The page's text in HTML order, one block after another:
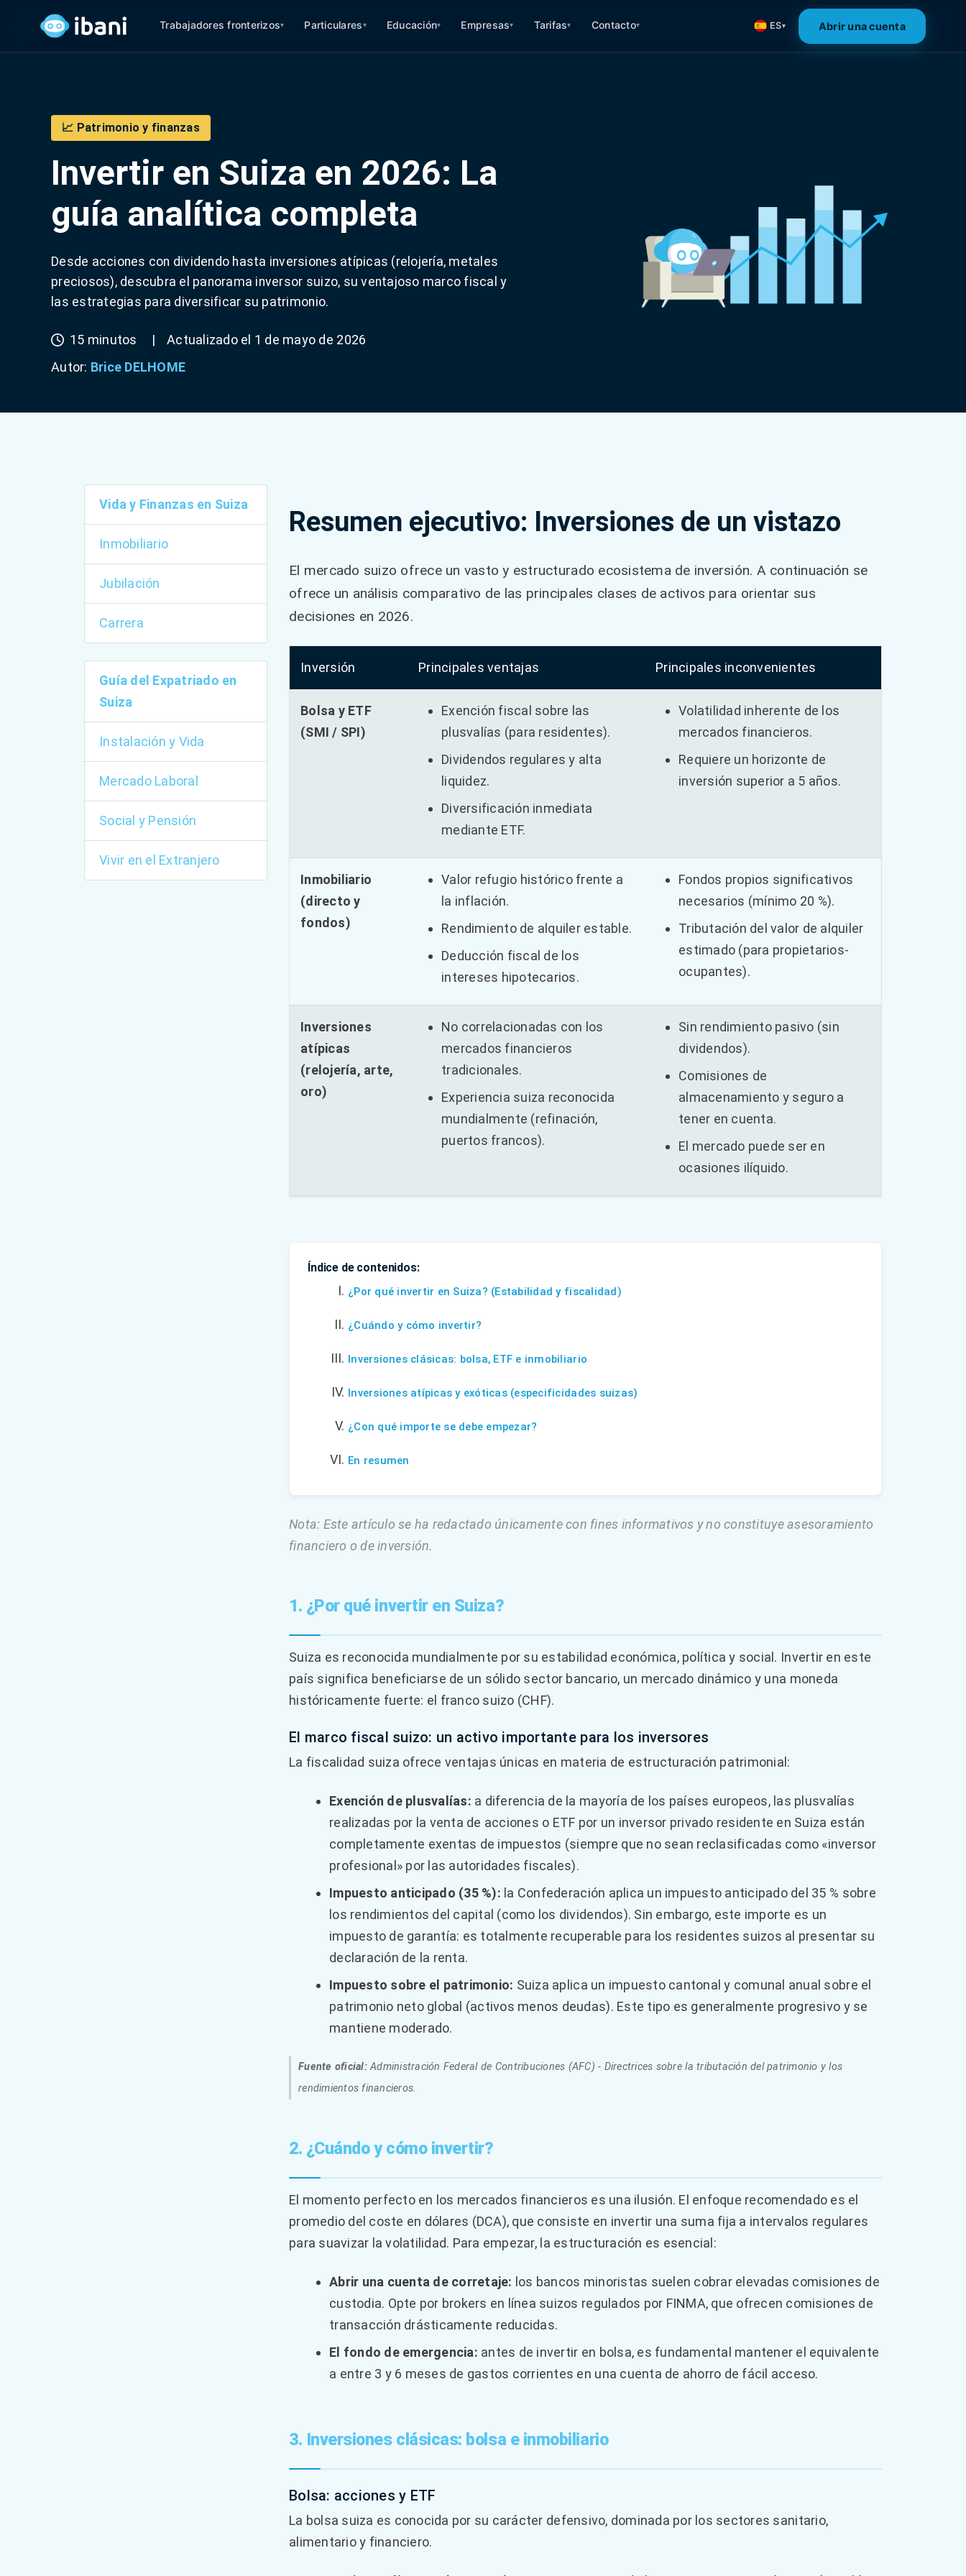
Trabajadores fronterizos▾ Particulares▾ Educación▾ Empresas▾ Tarifas▾ Contacto▾ ES▾ Abrir una cuenta
📈 Patrimonio y finanzas
Invertir en Suiza en 2026: La
guía analítica completa
Desde acciones con dividendo hasta inversiones atípicas (relojería, metales
preciosos), descubra el panorama inversor suizo, su ventajoso marco fiscal y
las estrategias para diversificar su patrimonio.
15 minutos |
Actualizado el 1 de mayo de 2026
Autor: Brice DELHOME
Vida y Finanzas en Suiza
Inmobiliario
Jubilación
Carrera
Guía del Expatriado en
Suiza
Instalación y Vida
Mercado Laboral
Social y Pensión
Vivir en el Extranjero
Resumen ejecutivo: Inversiones de un vistazo
El mercado suizo ofrece un vasto y estructurado ecosistema de inversión. A continuación se
ofrece un análisis comparativo de las principales clases de activos para orientar sus
decisiones en 2026.
Inversión Principales ventajas Principales inconvenientes
Bolsa y ETF
(SMI / SPI)
Exención fiscal sobre las
plusvalías (para residentes).
Dividendos regulares y alta
liquidez.
Diversificación inmediata
mediante ETF.
Volatilidad inherente de los
mercados financieros.
Requiere un horizonte de
inversión superior a 5 años.
Inmobiliario
(directo y
fondos)
Valor refugio histórico frente a
la inflación.
Rendimiento de alquiler estable.
Deducción fiscal de los
intereses hipotecarios.
Fondos propios significativos
necesarios (mínimo 20 %).
Tributación del valor de alquiler
estimado (para propietarios-
ocupantes).
Inversiones
atípicas
(relojería, arte,
oro)
No correlacionadas con los
mercados financieros
tradicionales.
Experiencia suiza reconocida
mundialmente (refinación,
puertos francos).
Sin rendimiento pasivo (sin
dividendos).
Comisiones de
almacenamiento y seguro a
tener en cuenta.
El mercado puede ser en
ocasiones ilíquido.
Índice de contenidos:
¿Por qué invertir en Suiza? (Estabilidad y fiscalidad)
¿Cuándo y cómo invertir?
Inversiones clásicas: bolsa, ETF e inmobiliario
Inversiones atípicas y exóticas (especificidades suizas)
¿Con qué importe se debe empezar?
En resumen
Nota: Este artículo se ha redactado únicamente con fines informativos y no constituye asesoramiento
financiero o de inversión.
1. ¿Por qué invertir en Suiza?
Suiza es reconocida mundialmente por su estabilidad económica, política y social. Invertir en este
país significa beneficiarse de un sólido sector bancario, un mercado dinámico y una moneda
históricamente fuerte: el franco suizo (CHF).
El marco fiscal suizo: un activo importante para los inversores
La fiscalidad suiza ofrece ventajas únicas en materia de estructuración patrimonial:
Exención de plusvalías: a diferencia de la mayoría de los países europeos, las plusvalías
realizadas por la venta de acciones o ETF por un inversor privado residente en Suiza están
completamente exentas de impuestos (siempre que no sean reclasificadas como «inversor
profesional» por las autoridades fiscales).
Impuesto anticipado (35 %): la Confederación aplica un impuesto anticipado del 35 % sobre
los rendimientos del capital (como los dividendos). Sin embargo, este importe es un
impuesto de garantía: es totalmente recuperable para los residentes suizos al presentar su
declaración de la renta.
Impuesto sobre el patrimonio: Suiza aplica un impuesto cantonal y comunal anual sobre el
patrimonio neto global (activos menos deudas). Este tipo es generalmente progresivo y se
mantiene moderado.
Fuente oficial:Administración Federal de Contribuciones (AFC) - Directrices sobre la tributación del patrimonio y los
rendimientos financieros.
2. ¿Cuándo y cómo invertir?
El momento perfecto en los mercados financieros es una ilusión. El enfoque recomendado es el
promedio del coste en dólares (DCA), que consiste en invertir una suma fija a intervalos regulares
para suavizar la volatilidad. Para empezar, la estructuración es esencial:
Abrir una cuenta de corretaje: los bancos minoristas suelen cobrar elevadas comisiones de
custodia. Opte por brokers en línea suizos regulados por FINMA, que ofrecen comisiones de
transacción drásticamente reducidas.
El fondo de emergencia: antes de invertir en bolsa, es fundamental mantener el equivalente
a entre 3 y 6 meses de gastos corrientes en una cuenta de ahorro de fácil acceso.
3. Inversiones clásicas: bolsa e inmobiliario
Bolsa: acciones y ETF
La bolsa suiza es conocida por su carácter defensivo, dominada por los sectores sanitario,
alimentario y financiero.